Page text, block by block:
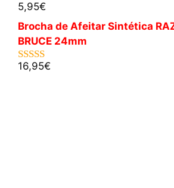
5.00de 5
5,95€
Brocha de Afeitar Sintética
BRUCE 24mm
5.00de 5
16,95€